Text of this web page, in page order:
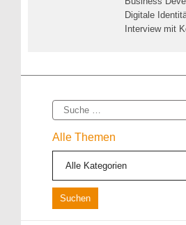
Digitale
Interview mit
Suche
Alle Themen